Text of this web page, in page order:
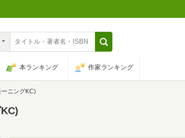
本ランキング 作家ランキング
ニングKC)